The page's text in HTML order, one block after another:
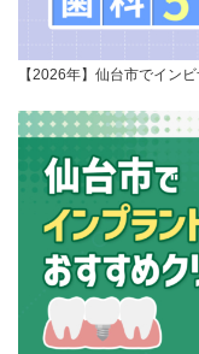
【2026年】仙台市でイン